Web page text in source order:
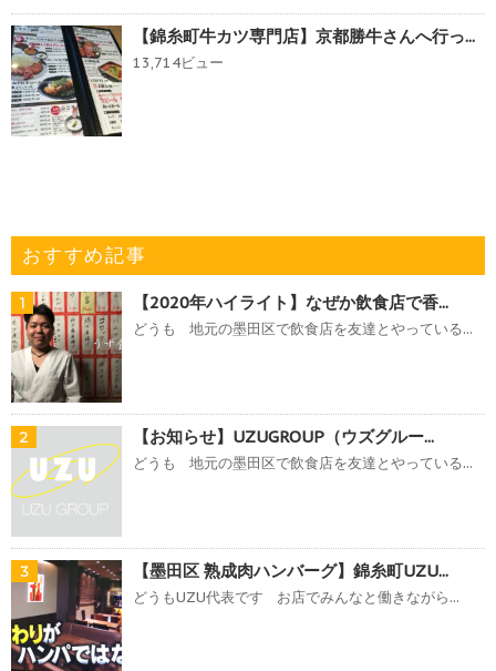
【錦糸町牛カツ専門店】京都勝牛さんへ行っ...
13,714ビュー
おすすめ記事
1 【2020年ハイライト】なぜか飲食店で香...
どうも 地元の墨田区で飲食店を友達とやっている...
2 【お知らせ】UZUGROUP（ウズグルー...
どうも 地元の墨田区で飲食店を友達とやっている...
3 【墨田区 熟成肉ハンバーグ】錦糸町UZU...
どうもUZU代表です お店でみんなと働きながら...